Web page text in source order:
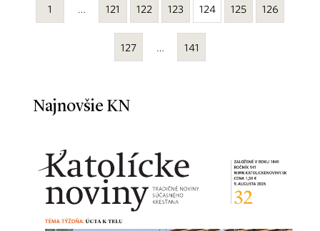
1 … 121 122 123 124 125 126
127 … 141
Najnovšie KN